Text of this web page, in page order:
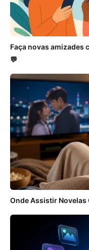
Faça novas amizades
💬
Onde Assistir Novelas